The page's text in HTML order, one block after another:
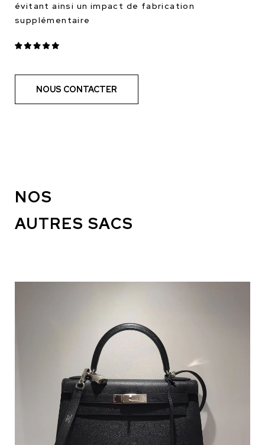
évitant ainsi un impact de fabrication
supplémentaire
NOUS CONTACTER
NOS
AUTRES SACS